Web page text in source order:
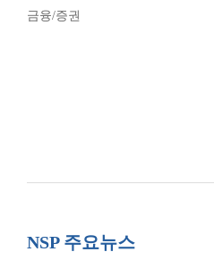
금융/증권
NSP 주요뉴스